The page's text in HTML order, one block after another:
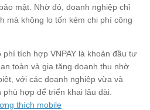
mật. Nhờ đó, doanh nghiệp chỉ
mà không lo tốn kém chi phí công
tích hợp VNPAY là khoản đầu tư
toàn và gia tăng doanh thu nhờ
với các doanh nghiệp vừa và
hợp để triển khai lâu dài.
thích mobile